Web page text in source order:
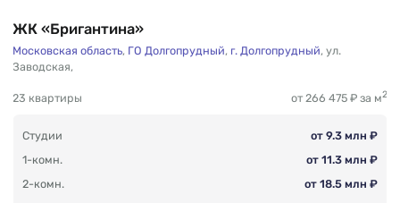
ЖК «Бригантина»
Московская область, ГО Долгопрудный, г. Долгопрудный, ул.
Заводская,
23 квартиры от 266 475 ₽ за м2
Студии
от 9.3 млн ₽
1-комн.
от 11.3 млн ₽
2-комн.
от 18.5 млн ₽